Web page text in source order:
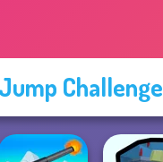
Challenge